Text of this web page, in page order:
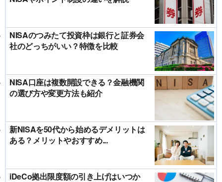
NISAのつみたて投資枠は銀行と証券会
社のどっちがいい？特徴を比較
NISA口座は複数開設できる？金融機関
の選び方や変更方法も紹介
新NISAを50代から始めるデメリットは
ある？メリットやおすすめ...
iDeCo拠出限度額の引き上げはいつか